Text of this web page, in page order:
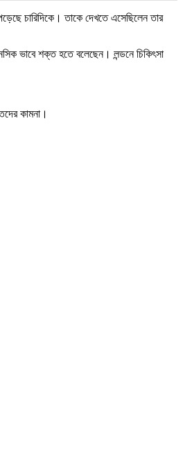
চারিদিকে। তাকে দেখতে এসেছিলেন তার
ভাবে শক্ত হতে বলেছেন। লন্ডনে চিকিৎসা
কামনা।